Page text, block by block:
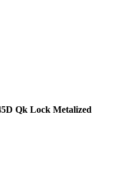
Qk Lock Metalized